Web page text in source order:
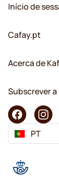
Início de
Cafay.pt
Acerca de
Subscrever
PT